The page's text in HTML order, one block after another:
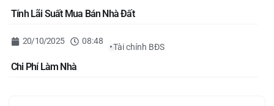
Tính Lãi Suất Mua Bán Nhà Đất
20/10/2025 08:48
•Tài chính BĐS
Chi Phí Làm Nhà